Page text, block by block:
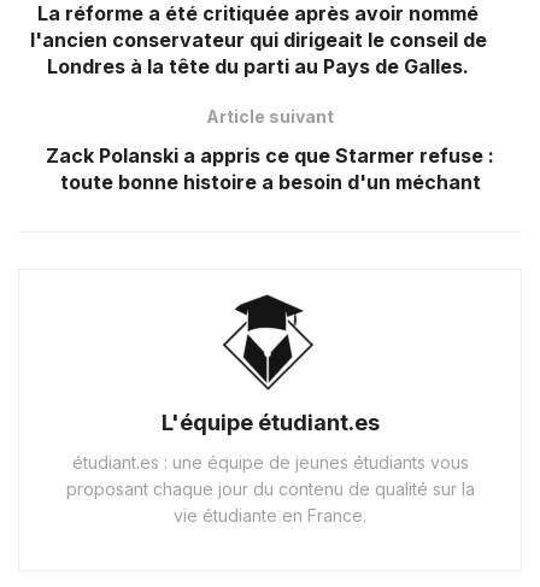
La réforme a été critiquée après avoir nommé
l'ancien conservateur qui dirigeait le conseil de
Londres à la tête du parti au Pays de Galles.
Article suivant
Zack Polanski a appris ce que Starmer refuse :
toute bonne histoire a besoin d'un méchant
L'équipe étudiant.es
étudiant.es : une équipe de jeunes étudiants vous
proposant chaque jour du contenu de qualité sur la
vie étudiante en France.